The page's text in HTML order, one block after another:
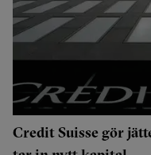
Credit Suisse gör